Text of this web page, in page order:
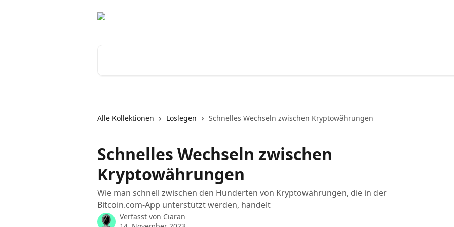
Alle Kollektionen Loslegen Schnelles Wechseln zwischen Kryptowährungen
Schnelles Wechseln zwischen
Kryptowährungen
Wie man schnell zwischen den Hunderten von Kryptowährungen, die in der
Bitcoin.com-App unterstützt werden, handelt
Verfasst von Ciaran